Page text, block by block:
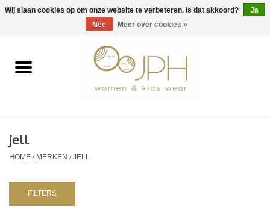
EUR/GBP/USD 0 Artikelen - €0,00
Home
Kids
jell
HOME/MERKEN/JELL
FILTERS
Wij slaan cookies op om onze website te verbeteren. Is dat akkoord?
Ja
Nee
Meer over cookies »